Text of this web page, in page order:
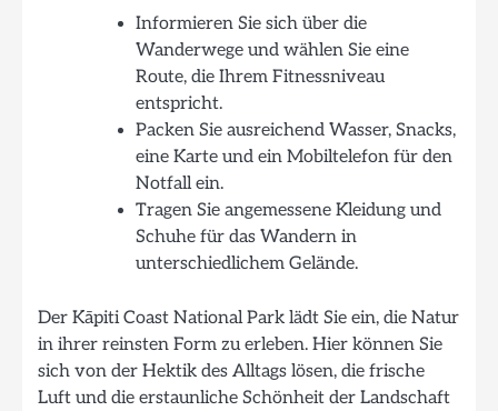
Informieren Sie sich über die
Wanderwege und wählen Sie eine
Route, die Ihrem Fitnessniveau
entspricht.
Packen Sie ausreichend Wasser, Snacks,
eine Karte und ein Mobiltelefon für den
Notfall ein.
Tragen Sie angemessene Kleidung und
Schuhe für das Wandern in
unterschiedlichem Gelände.
Der Kāpiti Coast National Park lädt Sie ein, die Natur
in ihrer reinsten Form zu erleben. Hier können Sie
sich von der Hektik des Alltags lösen, die frische
Luft und die erstaunliche Schönheit der Landschaft